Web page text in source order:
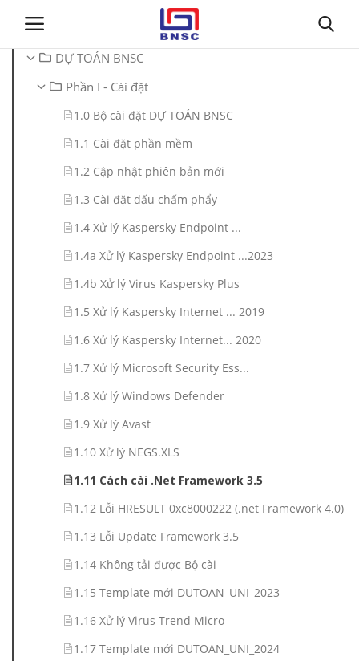
Đăng nhập
Trang chủ
Dự toán BNSC
DỰ TOÁN BNSC
Phần I - Cài đặt
1.0 Bộ cài đặt DỰ TOÁN BNSC
1.1 Cài đặt phần mềm
1.2 Cập nhật phiên bản mới
1.3 Cài đặt dấu chấm phẩy
1.4 Xử lý Kaspersky Endpoint ...
1.4a Xử lý Kaspersky Endpoint ...2023
1.4b Xử lý Virus Kaspersky Plus
1.5 Xử lý Kaspersky Internet ... 2019
1.6 Xử lý Kaspersky Internet... 2020
1.7 Xử lý Microsoft Security Ess...
1.8 Xử lý Windows Defender
1.9 Xử lý Avast
1.10 Xử lý NEGS.XLS
1.11 Cách cài .Net Framework 3.5
1.12 Lỗi HRESULT 0xc8000222 (.net Framework 4.0)
1.13 Lỗi Update Framework 3.5
1.14 Không tải được Bộ cài
1.15 Template mới DUTOAN_UNI_2023
1.16 Xử lý Virus Trend Micro
1.17 Template mới DUTOAN_UNI_2024